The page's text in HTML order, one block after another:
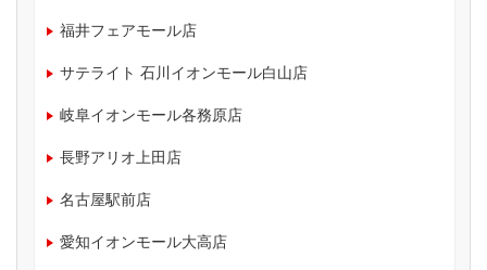
福井フェアモール店
サテライト 石川イオンモール白山店
岐阜イオンモール各務原店
長野アリオ上田店
名古屋駅前店
愛知イオンモール大高店